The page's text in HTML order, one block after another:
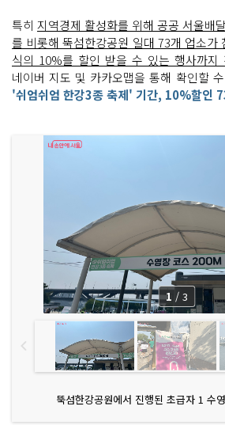
특히 지역경제 활성화를 위해 공공 서울배
를 비롯해 뚝섬한강공원 일대 73개 업소가
식의 10%를 할인 받을 수 있는 행사까지
네이버 지도 및 카카오맵을 통해 확인할
'쉬엄쉬엄 한강3종 축제' 기간, 10%할인
뚝섬한강공원에서 진행된 초급자 1 수
1 / 3